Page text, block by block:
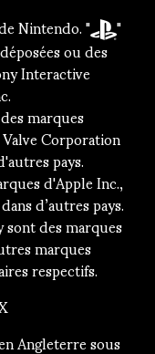
Nintendo. "
"
ou des
Interactive
marques
Corporation
pays.
d'Apple Inc.,
d’autres pays.
des marques
marques
respectifs.
Angleterre sous